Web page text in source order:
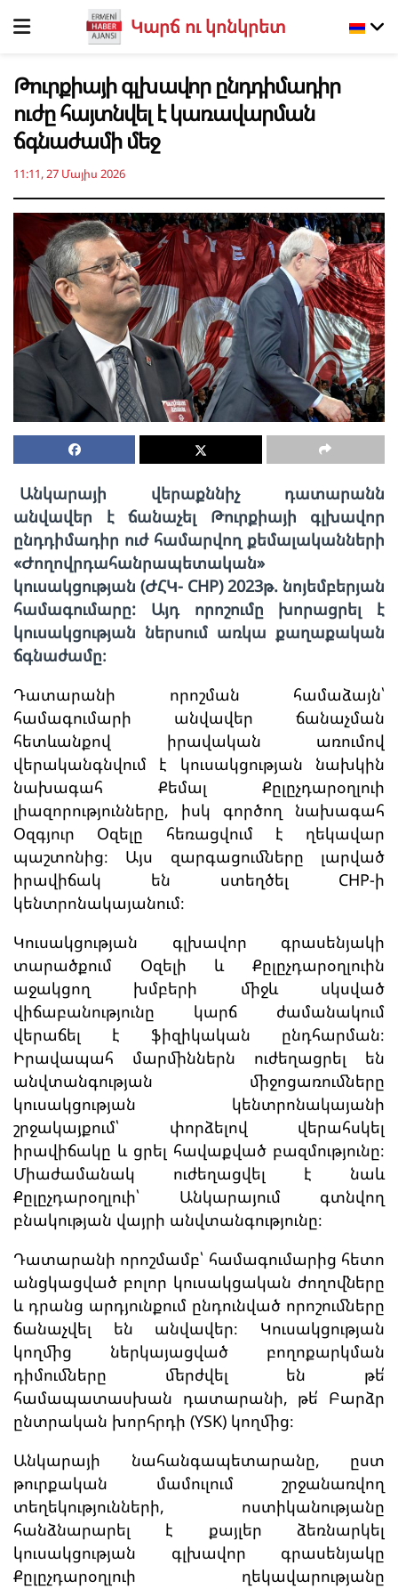
Կարճ ու կոնկրետ
Թուրքիայի գլխավոր ընդդիմադիր
ուժը հայտնվել է կառավարման
ճգնաժամի մեջ
11:11, 27 Մայիս 2026
Անկարայի վերաքննիչ դատարանն
անվավեր է ճանաչել Թուրքիայի գլխավոր
ընդդիմադիր ուժ համարվող քեմալականների
«Ժողովրդահանրապետական»
կուսակցության (ԺՀԿ- CHP) 2023թ. նոյեմբերյան
համագումարը: Այդ որոշումը խորացրել է
կուսակցության ներսում առկա քաղաքական
ճգնաժամը։
Դատարանի որոշման համաձայն՝
համագումարի անվավեր ճանաչման
հետևանքով իրավական առումով
վերականգնվում է կուսակցության նախկին
նախագահ Քեմալ Քըլըչդարօղլուի
լիազորությունները, իսկ գործող նախագահ
Օզգյուր Օզելը հեռացվում է ղեկավար
պաշտոնից։ Այս զարգացումները լարված
իրավիճակ են ստեղծել CHP-ի
կենտրոնակայանում։
Կուսակցության գլխավոր գրասենյակի
տարածքում Օզելի և Քըլըչդարօղլուին
աջակցող խմբերի միջև սկսված
վիճաբանությունը կարճ ժամանակում
վերաճել է ֆիզիկական ընդհարման։
Իրավապահ մարմիններն ուժեղացրել են
անվտանգության միջոցառումները
կուսակցության կենտրոնակայանի
շրջակայքում՝ փորձելով վերահսկել
իրավիճակը և ցրել հավաքված բազմությունը։
Միաժամանակ ուժեղացվել է նաև
Քըլըչդարօղլուի՝ Անկարայում գտնվող
բնակության վայրի անվտանգությունը։
Դատարանի որոշմամբ՝ համագումարից հետո
անցկացված բոլոր կուսակցական ժողովները
և դրանց արդյունքում ընդունված որոշումները
ճանաչվել են անվավեր։ Կուսակցության
կողմից ներկայացված բողոքարկման
դիմումները մերժվել են թե՛
համապատասխան դատարանի, թե՛ Բարձր
ընտրական խորհրդի (YSK) կողմից։
Անկարայի նահանգապետարանը, ըստ
թուրքական մամուլում շրջանառվող
տեղեկությունների, ոստիկանությանը
հանձնարարել է քայլեր ձեռնարկել
կուսակցության գլխավոր գրասենյակը
Քըլըչդարօղլուի ղեկավարությանը